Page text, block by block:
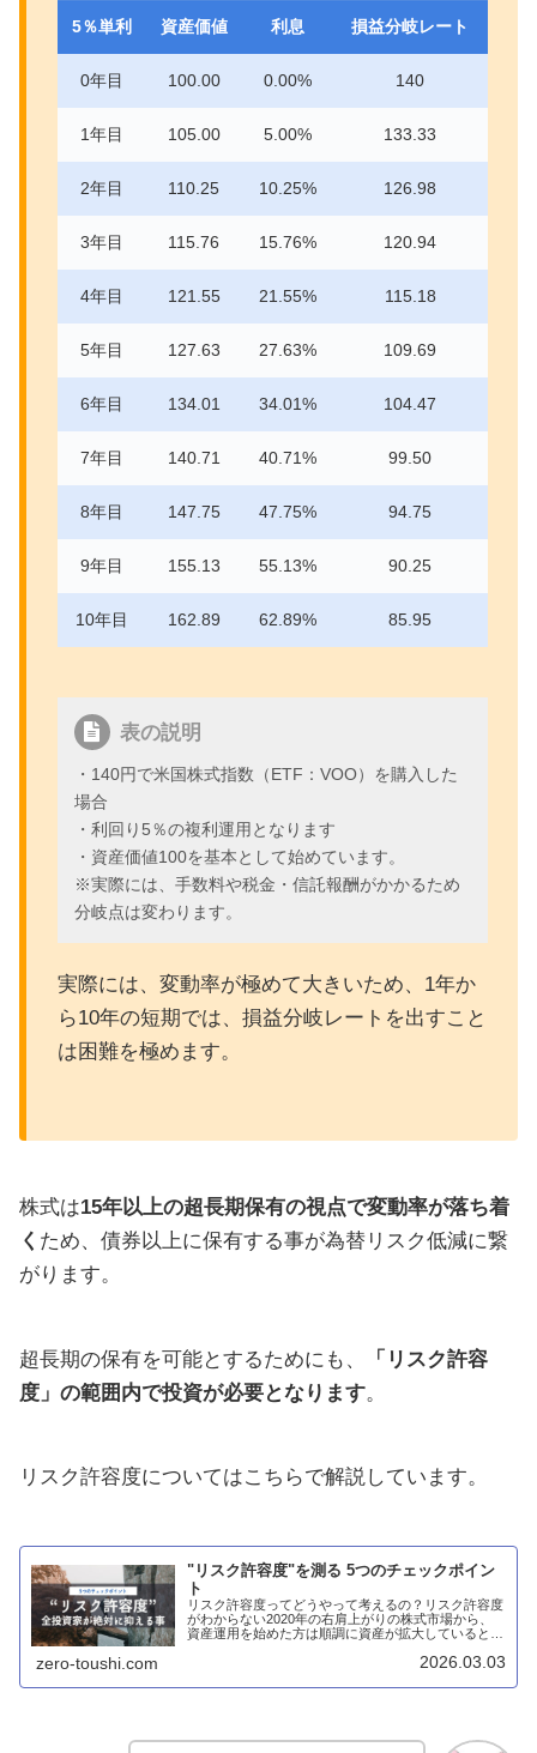
5％単利 資産価値 利息 損益分岐レート
0年目 100.00 0.00% 140
1年目 105.00 5.00% 133.33
2年目 110.25 10.25% 126.98
3年目 115.76 15.76% 120.94
4年目 121.55 21.55% 115.18
5年目 127.63 27.63% 109.69
6年目 134.01 34.01% 104.47
7年目 140.71 40.71% 99.50
8年目 147.75 47.75% 94.75
9年目 155.13 55.13% 90.25
10年目 162.89 62.89% 85.95
表の説明
・140円で米国株式指数（ETF：VOO）を購入した
場合
・利回り5％の複利運用となります
・資産価値100を基本として始めています。
※実際には、手数料や税金・信託報酬がかかるため
分岐点は変わります。
実際には、変動率が極めて大きいため、1年か
ら10年の短期では、損益分岐レートを出すこと
は困難を極めます。
株式は15年以上の超長期保有の視点で変動率が落ち着
く ため、債券以上に保有する事が為替リスク低減に繋
がります。
超長期の保有を可能とするためにも、
「リスク許容
度」の範囲内で投資が必要となります。
リスク許容度についてはこちらで解説しています。
"リスク許容度"を測る 5つのチェックポイン
ト
リスク許容度ってどうやって考えるの？リスク許容度
がわからない2020年の右肩上がりの株式市場から、
資産運用を始めた方は順調に資産が拡大していると思
「リスク許容度」を考えるべきです。どうやって考...
zero-toushi.com 2026.03.03